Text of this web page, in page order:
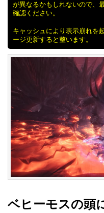
が異なるかもしれないので、
確認ください。
キャッシュにより表示崩れを
ージ更新すると整います。
ベヒーモスの頭